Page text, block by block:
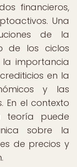
financieros,
Una
de la
de los ciclos
la importancia
en la
y las
En el contexto
teoría puede
sobre la
de precios y